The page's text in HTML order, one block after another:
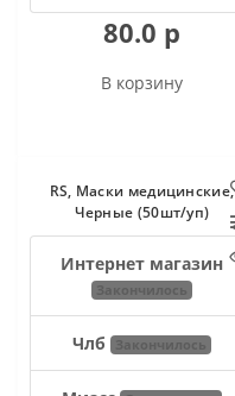
80.0 р
В корзину
RS, Маски медицинские,
Черные (50шт/уп)
Интернет магазин
Закончилось
Члб Закончилось